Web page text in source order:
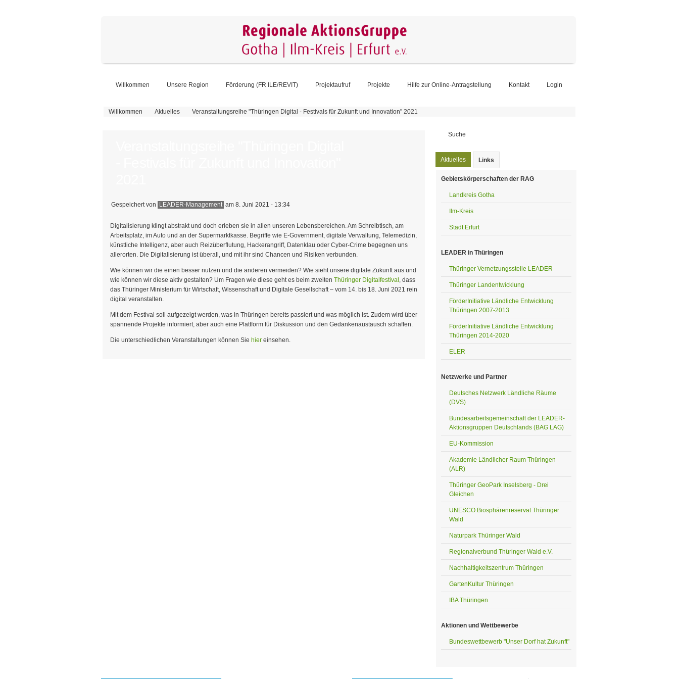
Willkommen Unsere Region Förderung (FR ILE/REVIT) Projektaufruf Projekte Hilfe zur Online-Antragstellung Kontakt Login
Sie sind hier
Willkommen Aktuelles Veranstaltungsreihe "Thüringen Digital - Festivals für Zukunft und Innovation" 2021
Suchformular
Aktuelles Links
Gebietskörperschaften der RAG
Landkreis Gotha
Ilm-Kreis
Stadt Erfurt
LEADER in Thüringen
Thüringer Vernetzungsstelle LEADER
Thüringer Landentwicklung
FörderInitiative Ländliche Entwicklung
Thüringen 2007-2013
FörderInitiative Ländliche Entwicklung
Thüringen 2014-2020
ELER
Netzwerke und Partner
Deutsches Netzwerk Ländliche Räume
(DVS)
Bundesarbeitsgemeinschaft der LEADER-
Aktionsgruppen Deutschlands (BAG LAG)
EU-Kommission
Akademie Ländlicher Raum Thüringen
(ALR)
Thüringer GeoPark Inselsberg - Drei
Gleichen
UNESCO Biosphärenreservat Thüringer
Wald
Naturpark Thüringer Wald
Regionalverbund Thüringer Wald e.V.
Nachhaltigkeitszentrum Thüringen
GartenKultur Thüringen
IBA Thüringen
Aktionen und Wettbewerbe
Bundeswettbewerb "Unser Dorf hat Zukunft"
Gespeichert von LEADER-Management am 8. Juni 2021 - 13:34
Digitalisierung klingt abstrakt und doch erleben sie in allen unseren Lebensbereichen. Am Schreibtisch, am
Arbeitsplatz, im Auto und an der Supermarktkasse. Begriffe wie E-Government, digitale Verwaltung, Telemedizin,
künstliche Intelligenz, aber auch Reizüberflutung, Hackerangriff, Datenklau oder Cyber-Crime begegnen uns
allerorten. Die Digitalisierung ist überall, und mit ihr sind Chancen und Risiken verbunden.
Wie können wir die einen besser nutzen und die anderen vermeiden? Wie sieht unsere digitale Zukunft aus und
wie können wir diese aktiv gestalten? Um Fragen wie diese geht es beim zweiten Thüringer Digitalfestival , dass
das Thüringer Ministerium für Wirtschaft, Wissenschaft und Digitale Gesellschaft – vom 14. bis 18. Juni 2021 rein
digital veranstalten.
Mit dem Festival soll aufgezeigt werden, was in Thüringen bereits passiert und was möglich ist. Zudem wird über
spannende Projekte informiert, aber auch eine Plattform für Diskussion und den Gedankenaustausch schaffen.
Die unterschiedlichen Veranstaltungen können Sie hier einsehen.